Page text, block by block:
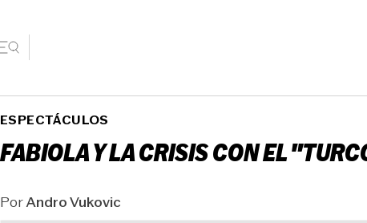
ESPECTÁCULOS
FABIOLA Y LA CRISIS CON EL
PorAndro Vukovic